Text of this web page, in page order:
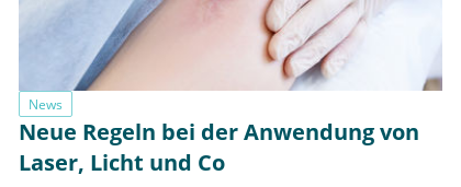
News
Neue Regeln bei der Anwendung von
Laser, Licht und Co